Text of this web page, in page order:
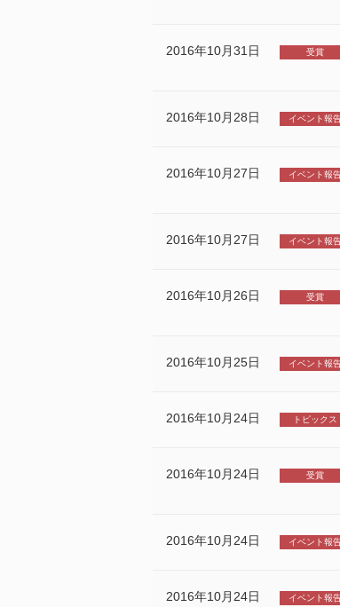
2016年10月31日 受賞
2016年10月28日 イベント報
2016年10月27日 イベント報
2016年10月27日 イベント報
2016年10月26日 受賞
2016年10月25日 イベント報
2016年10月24日 トピックス
2016年10月24日 受賞
2016年10月24日 イベント報
2016年10月24日 イベント報